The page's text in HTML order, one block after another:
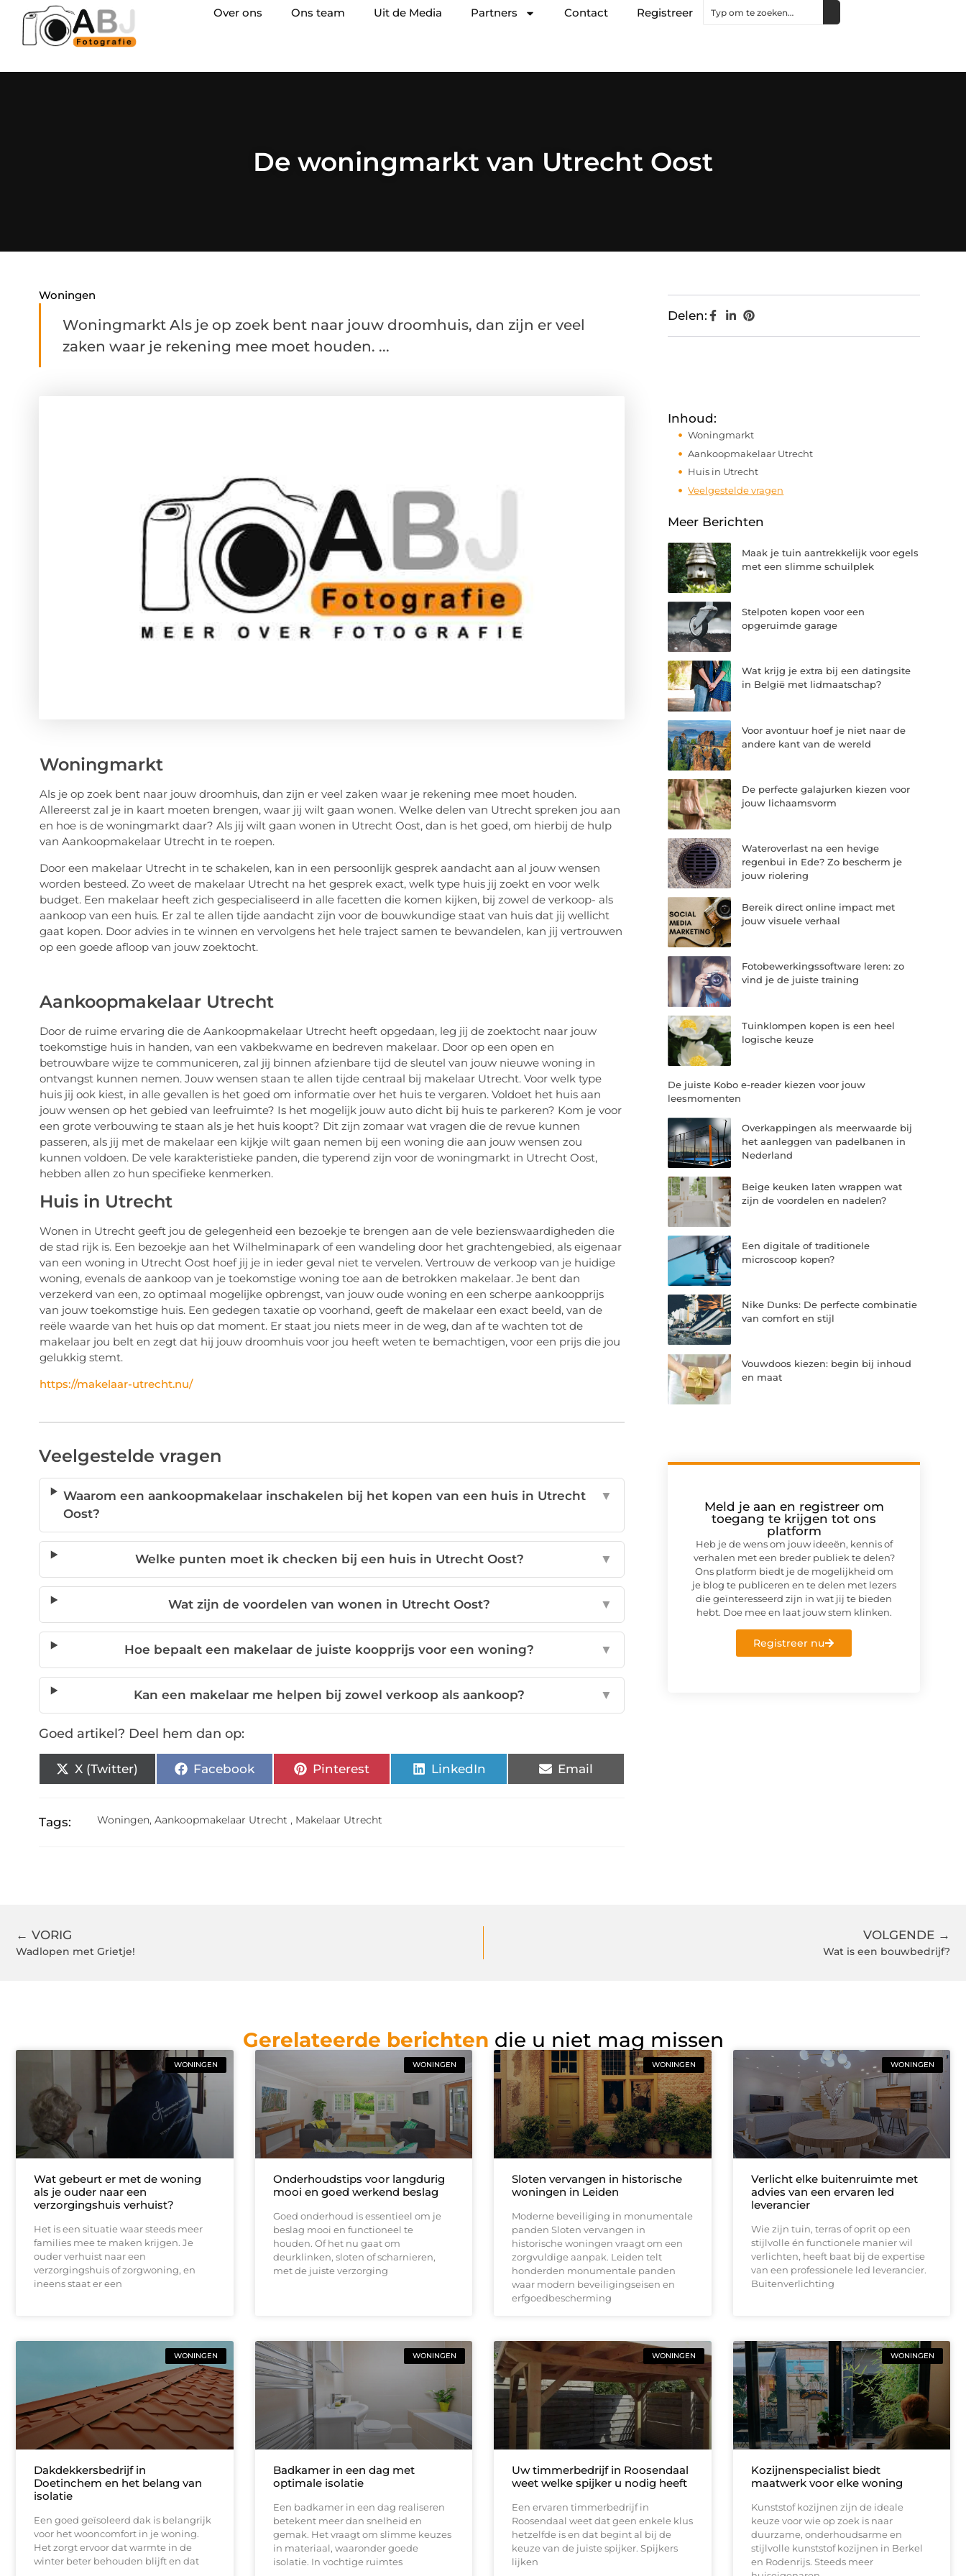
Over ons Ons team Uit de Media Partners Contact Registreer
De woningmarkt van Utrecht Oost
Woningen
Woningmarkt Als je op zoek bent naar jouw droomhuis, dan zijn er veel
zaken waar je rekening mee moet houden. ...
Woningmarkt
Als je op zoek bent naar jouw droomhuis, dan zijn er veel zaken waar je rekening mee moet houden.
Allereerst zal je in kaart moeten brengen, waar jij wilt gaan wonen. Welke delen van Utrecht spreken jou aan
en hoe is de woningmarkt daar? Als jij wilt gaan wonen in Utrecht Oost, dan is het goed, om hierbij de hulp
van Aankoopmakelaar Utrecht in te roepen.
Door een makelaar Utrecht in te schakelen, kan in een persoonlijk gesprek aandacht aan al jouw wensen
worden besteed. Zo weet de makelaar Utrecht na het gesprek exact, welk type huis jij zoekt en voor welk
budget. Een makelaar heeft zich gespecialiseerd in alle facetten die komen kijken, bij zowel de verkoop- als
aankoop van een huis. Er zal te allen tijde aandacht zijn voor de bouwkundige staat van huis dat jij wellicht
gaat kopen. Door advies in te winnen en vervolgens het hele traject samen te bewandelen, kan jij vertrouwen
op een goede afloop van jouw zoektocht.
Aankoopmakelaar Utrecht
Door de ruime ervaring die de Aankoopmakelaar Utrecht heeft opgedaan, leg jij de zoektocht naar jouw
toekomstige huis in handen, van een vakbekwame en bedreven makelaar. Door op een open en
betrouwbare wijze te communiceren, zal jij binnen afzienbare tijd de sleutel van jouw nieuwe woning in
ontvangst kunnen nemen. Jouw wensen staan te allen tijde centraal bij makelaar Utrecht. Voor welk type
huis jij ook kiest, in alle gevallen is het goed om informatie over het huis te vergaren. Voldoet het huis aan
jouw wensen op het gebied van leefruimte? Is het mogelijk jouw auto dicht bij huis te parkeren? Kom je voor
een grote verbouwing te staan als je het huis koopt? Dit zijn zomaar wat vragen die de revue kunnen
passeren, als jij met de makelaar een kijkje wilt gaan nemen bij een woning die aan jouw wensen zou
kunnen voldoen. De vele karakteristieke panden, die typerend zijn voor de woningmarkt in Utrecht Oost,
hebben allen zo hun specifieke kenmerken.
Huis in Utrecht
Wonen in Utrecht geeft jou de gelegenheid een bezoekje te brengen aan de vele bezienswaardigheden die
de stad rijk is. Een bezoekje aan het Wilhelminapark of een wandeling door het grachtengebied, als eigenaar
van een woning in Utrecht Oost hoef jij je in ieder geval niet te vervelen. Vertrouw de verkoop van je huidige
woning, evenals de aankoop van je toekomstige woning toe aan de betrokken makelaar. Je bent dan
verzekerd van een, zo optimaal mogelijke opbrengst, van jouw oude woning en een scherpe aankoopprijs
van jouw toekomstige huis. Een gedegen taxatie op voorhand, geeft de makelaar een exact beeld, van de
reële waarde van het huis op dat moment. Er staat jou niets meer in de weg, dan af te wachten tot de
makelaar jou belt en zegt dat hij jouw droomhuis voor jou heeft weten te bemachtigen, voor een prijs die jou
gelukkig stemt.
https://makelaar-utrecht.nu/
Veelgestelde vragen
Waarom een aankoopmakelaar inschakelen bij het kopen van een huis in Utrecht
Oost?
▼
Welke punten moet ik checken bij een huis in Utrecht Oost? ▼
Wat zijn de voordelen van wonen in Utrecht Oost? ▼
Hoe bepaalt een makelaar de juiste koopprijs voor een woning? ▼
Kan een makelaar me helpen bij zowel verkoop als aankoop? ▼
Goed artikel? Deel hem dan op:
X (Twitter) Facebook Pinterest LinkedIn Email
Tags: Woningen,Aankoopmakelaar Utrecht , Makelaar Utrecht
Delen:
Inhoud:
Woningmarkt
Aankoopmakelaar Utrecht
Huis in Utrecht
Veelgestelde vragen
Meer Berichten
Maak je tuin aantrekkelijk voor egels
met een slimme schuilplek
Stelpoten kopen voor een
opgeruimde garage
Wat krijg je extra bij een datingsite
in België met lidmaatschap?
Voor avontuur hoef je niet naar de
andere kant van de wereld
De perfecte galajurken kiezen voor
jouw lichaamsvorm
Wateroverlast na een hevige
regenbui in Ede? Zo bescherm je
jouw riolering
Bereik direct online impact met
jouw visuele verhaal
Fotobewerkingssoftware leren: zo
vind je de juiste training
Tuinklompen kopen is een heel
logische keuze
De juiste Kobo e-reader kiezen voor jouw
leesmomenten
Overkappingen als meerwaarde bij
het aanleggen van padelbanen in
Nederland
Beige keuken laten wrappen wat
zijn de voordelen en nadelen?
Een digitale of traditionele
microscoop kopen?
Nike Dunks: De perfecte combinatie
van comfort en stijl
Vouwdoos kiezen: begin bij inhoud
en maat
Meld je aan en registreer om
toegang te krijgen tot ons
platform
Heb je de wens om jouw ideeën, kennis of
verhalen met een breder publiek te delen?
Ons platform biedt je de mogelijkheid om
je blog te publiceren en te delen met lezers
die geïnteresseerd zijn in wat jij te bieden
hebt. Doe mee en laat jouw stem klinken.
Registreer nu
← VORIG
Wadlopen met Grietje!
VOLGENDE →
Wat is een bouwbedrijf?
Gerelateerde berichten die u niet mag missen
WONINGEN
Wat gebeurt er met de woning
als je ouder naar een
verzorgingshuis verhuist?
Het is een situatie waar steeds meer
families mee te maken krijgen. Je
ouder verhuist naar een
verzorgingshuis of zorgwoning, en
ineens staat er een
WONINGEN
Onderhoudstips voor langdurig
mooi en goed werkend beslag
Goed onderhoud is essentieel om je
beslag mooi en functioneel te
houden. Of het nu gaat om
deurklinken, sloten of scharnieren,
met de juiste verzorging
WONINGEN
Sloten vervangen in historische
woningen in Leiden
Moderne beveiliging in monumentale
panden Sloten vervangen in
historische woningen vraagt om een
zorgvuldige aanpak. Leiden telt
honderden monumentale panden
waar modern beveiligingseisen en
erfgoedbescherming
WONINGEN
Verlicht elke buitenruimte met
advies van een ervaren led
leverancier
Wie zijn tuin, terras of oprit op een
stijlvolle én functionele manier wil
verlichten, heeft baat bij de expertise
van een professionele led leverancier.
Buitenverlichting
WONINGEN
Dakdekkersbedrijf in
Doetinchem en het belang van
isolatie
Een goed geïsoleerd dak is belangrijk
voor het wooncomfort in je woning.
Het zorgt ervoor dat warmte in de
winter beter behouden blijft en dat
WONINGEN
Badkamer in een dag met
optimale isolatie
Een badkamer in een dag realiseren
betekent meer dan snelheid en
gemak. Het vraagt om slimme keuzes
in materiaal, waaronder goede
isolatie. In vochtige ruimtes
WONINGEN
Uw timmerbedrijf in Roosendaal
weet welke spijker u nodig heeft
Een ervaren timmerbedrijf in
Roosendaal weet dat geen enkele klus
hetzelfde is en dat begint al bij de
keuze van de juiste spijker. Spijkers
lijken
WONINGEN
Kozijnenspecialist biedt
maatwerk voor elke woning
Kunststof kozijnen zijn de ideale
keuze voor wie op zoek is naar
duurzame, onderhoudsarme en
stijlvolle kunststof kozijnen in Berkel
en Rodenrijs. Steeds meer